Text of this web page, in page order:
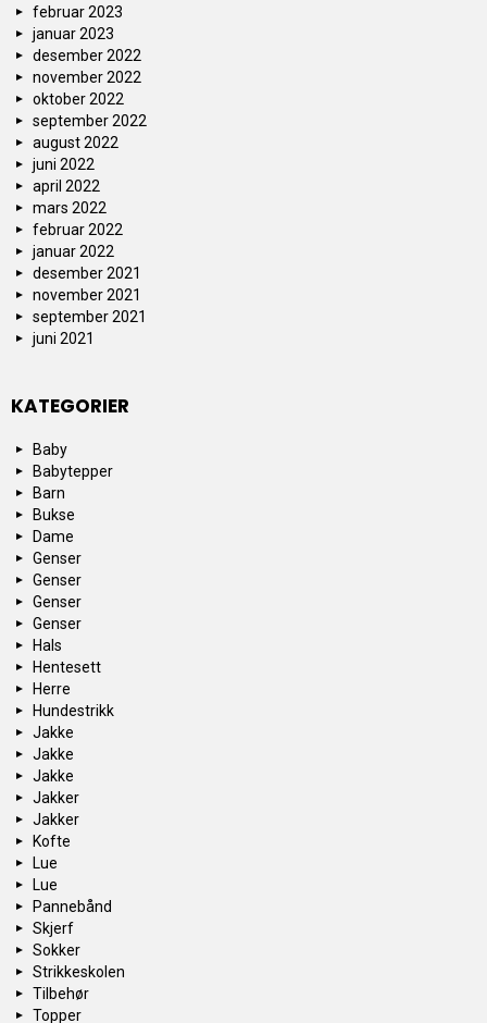
februar 2023
januar 2023
desember 2022
november 2022
oktober 2022
september 2022
august 2022
juni 2022
april 2022
mars 2022
februar 2022
januar 2022
desember 2021
november 2021
september 2021
juni 2021
KATEGORIER
Baby
Babytepper
Barn
Bukse
Dame
Genser
Genser
Genser
Genser
Hals
Hentesett
Herre
Hundestrikk
Jakke
Jakke
Jakke
Jakker
Jakker
Kofte
Lue
Lue
Pannebånd
Skjerf
Sokker
Strikkeskolen
Tilbehør
Topper